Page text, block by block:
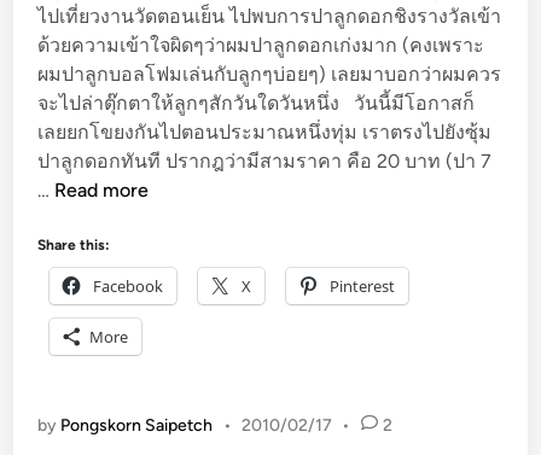
ไปเที่ยวงานวัดตอนเย็น ไปพบการปาลูกดอกชิงรางวัลเข้า
ด้วยความเข้าใจผิดๆว่าผมปาลูกดอกเก่งมาก (คงเพราะ
ผมปาลูกบอลโฟมเล่นกับลูกๆบ่อยๆ) เลยมาบอกว่าผมควร
จะไปล่าตุ๊กตาให้ลูกๆสักวันใดวันหนึ่ง วันนี้มีโอกาสก็
เลยยกโขยงกันไปตอนประมาณหนึ่งทุ่ม เราตรงไปยังซุ้ม
ปาลูกดอกทันที ปรากฎว่ามีสามราคา คือ 20 บาท (ปา 7
… ค
า
ม
น่
า
จ
เ
Read more
Share this:
Facebook X Pinterest
More
by Pongskorn Saipetch • 2010/02/17 • 2